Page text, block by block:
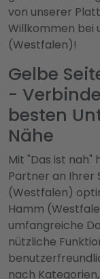
von unserer
Willkommen bei
(Westfalen)!
Gelbe
-
besten
Nähe
Mit "Das ist
Partner an Ihrer
(Westfalen)
Hamm
umfangreiche
nützliche
nach